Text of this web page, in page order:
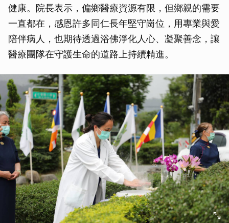
健康。院長表示，偏鄉醫療資源有限，但鄉親的需要
一直都在，感恩許多同仁長年堅守崗位，用專業與愛
陪伴病人，也期待透過浴佛淨化人心、凝聚善念，讓
醫療團隊在守護生命的道路上持續精進。